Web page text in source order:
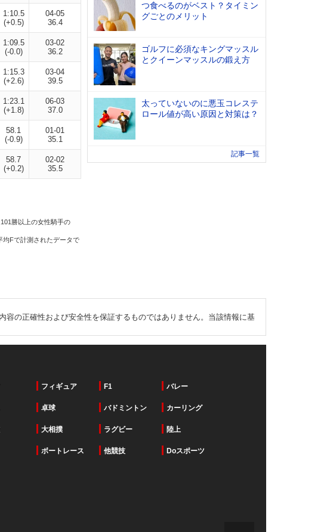
1:10.5
(+0.5)
04-05
36.4
1:09.5
(-0.0)
03-02
36.2
1:15.3
(+2.6)
03-04
39.5
1:23.1
(+1.8)
06-03
37.0
58.1
(-0.9)
01-01
35.1
58.7
(+0.2)
02-02
35.5
勝以上の女性騎手の
Fで計測されたデータで
つ食べるのがベスト？タイミン
グごとのメリット
ゴルフに必須なキングマッスル
とクイーンマッスルの鍛え方
太っていないのに悪玉コレステ
ロール値が高い原因と対策は？
記事一覧
の正確性および安全性を保証するものではありません。当該情報に基
フィギュア F1 バレー
卓球 バドミントン カーリング
大相撲 ラグビー 陸上
ボートレース 他競技 Doスポーツ